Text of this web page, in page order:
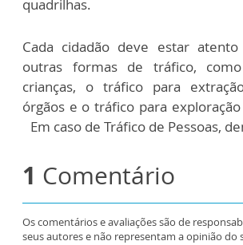
quadrilhas.
Cada cidadão deve estar
outras formas de tráfico,
crianças, o tráfico para
órgãos e o tráfico para
Em caso de Tráfico de Pessoas,
1 Comentário
Os comentários e avaliações são de
seus autores e não representam a opinião do